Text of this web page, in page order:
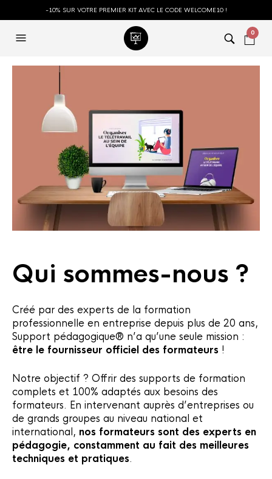
-10% SUR VOTRE PREMIER KIT AVEC LE CODE WELCOME10 !
0
Qui sommes-nous ?
Créé par des experts de la formation
professionnelle en entreprise depuis plus de 20 ans,
Support pédagogique® n’a qu’une seule mission :
être le fournisseur officiel des formateurs !
Notre objectif ? Offrir des supports de formation
complets et 100% adaptés aux besoins des
formateurs. En intervenant auprès d’entreprises ou
de grands groupes au niveau national et
international, nos formateurs sont des experts en
pédagogie, constamment au fait des meilleures
techniques et pratiques.